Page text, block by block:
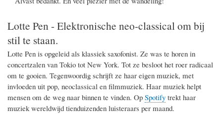
Lotte Pen - Elektronische neo-classical om bij
stil te staan.
Lotte Pen is opgeleid als klassiek saxofonist. Ze was te horen in
concertzalen van Tokio tot New York. Tot ze besloot het roer radicaal
om te gooien. Tegenwoordig schrijft ze haar eigen muziek, met
invloeden uit pop, neoclassical en filmmuziek. Haar muziek helpt
mensen om de weg naar binnen te vinden. Op Spotify trekt haar
muziek wereldwijd tienduizenden luisteraars per maand.